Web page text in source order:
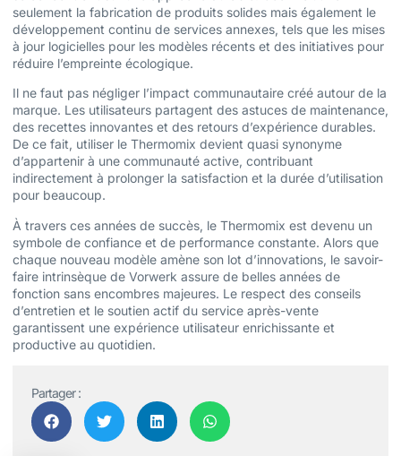
seulement la fabrication de produits solides mais également le
développement continu de services annexes, tels que les mises
à jour logicielles pour les modèles récents et des initiatives pour
réduire l’empreinte écologique.
Il ne faut pas négliger l’impact communautaire créé autour de la
marque. Les utilisateurs partagent des astuces de maintenance,
des recettes innovantes et des retours d’expérience durables.
De ce fait, utiliser le Thermomix devient quasi synonyme
d’appartenir à une communauté active, contribuant
indirectement à prolonger la satisfaction et la durée d’utilisation
pour beaucoup.
À travers ces années de succès, le Thermomix est devenu un
symbole de confiance et de performance constante. Alors que
chaque nouveau modèle amène son lot d’innovations, le savoir-
faire intrinsèque de Vorwerk assure de belles années de
fonction sans encombres majeures. Le respect des conseils
d’entretien et le soutien actif du service après-vente
garantissent une expérience utilisateur enrichissante et
productive au quotidien.
Partager :